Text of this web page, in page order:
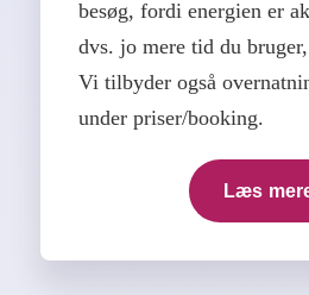
besøg, fordi energien er
dvs. jo mere tid du
Vi tilbyder også
under priser/booking.
Læs